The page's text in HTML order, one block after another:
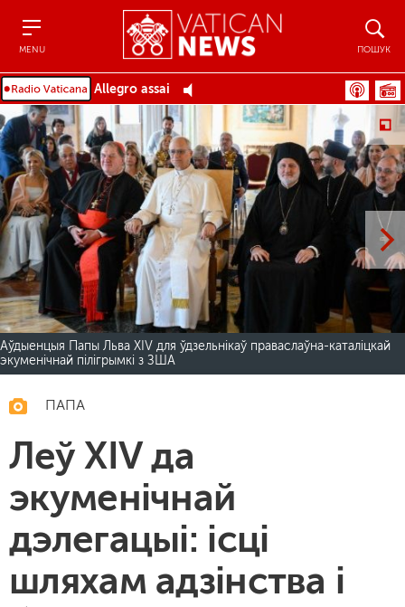
MENU ПОШУК
Allegro assai
Аўдыенцыя Папы Льва XIV для ўдзельнікаў праваслаўна-каталіцкай
экуменічнай пілігрымкі з ЗША
ПАПА
Леў XIV да
экуменічнай
дэлегацыі: ісці
шляхам адзінства і